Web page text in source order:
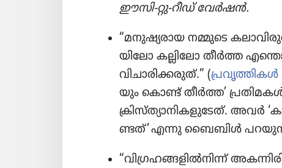
ഈസി-റ്റു-റീഡ്‌ വേർഷൻ.
“മനുഷ്യ​രാ​യ നമ്മുടെ
യി​ലോ കല്ലിലോ തീർത്ത
വിചാരിക്കരുത്‌.” (പ്രവൃത്തികൾ
യും കൊണ്ട്‌ തീർത്ത’ പ്രതി​മ​കൾ
ക്രിസ്‌ത്യാ​നി​ക​ളു​ടേത്‌. അവർ
ണ്ടത്‌’ എന്നു ബൈബിൾ
“വിഗ്ര​ഹ​ങ്ങ​ളിൽനിന്ന്‌